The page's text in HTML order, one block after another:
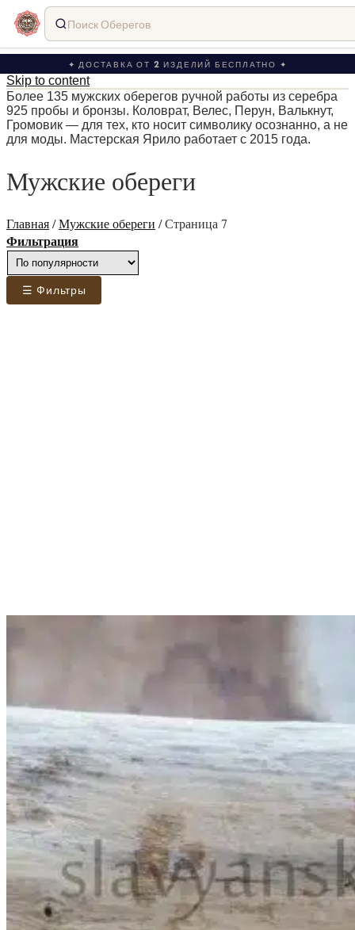
✦ ДОСТАВКА ОТ 2 ИЗДЕЛИЙ БЕСПЛАТНО ✦
Skip to content
Более 135 мужских оберегов ручной работы из серебра
925 пробы и бронзы. Коловрат, Велес, Перун, Валькнут,
Громовик — для тех, кто носит символику осознанно, а не
для моды. Мастерская Ярило работает с 2015 года.
Мужские обереги
Главная/Мужские обереги /Страница 7
Фильтрация
☰ Фильтры
Поиск Оберегов